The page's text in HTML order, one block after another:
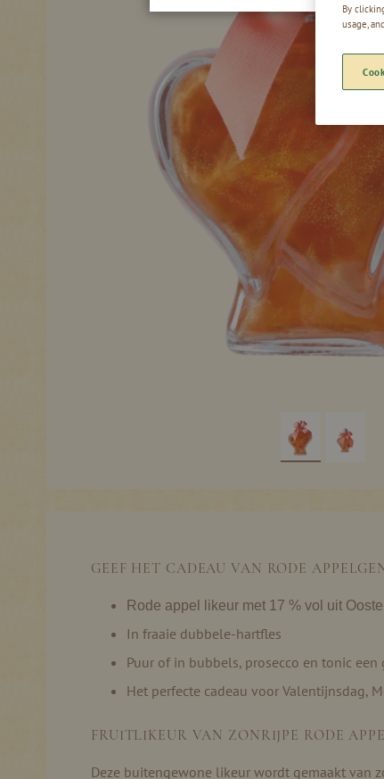
GEEF HET CADEAU VAN RODE
Rode appel likeur met 17 % vol uit
In fraaie dubbele-hartfles
Puur of in bubbels, prosecco en tonic een
Het perfecte cadeau voor Valentijnsdag,
FRUITLIKEUR VAN ZONRIJPE RODE
Deze buitengewone likeur wordt gemaakt van
By
usage,